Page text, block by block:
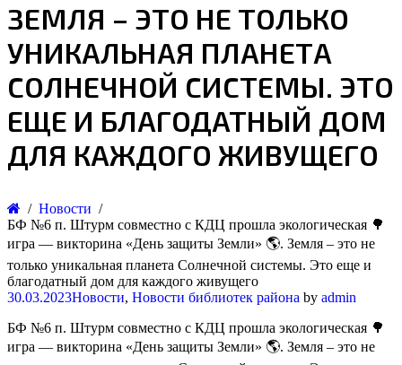
ЗЕМЛЯ – ЭТО НЕ ТОЛЬКО
УНИКАЛЬНАЯ ПЛАНЕТА
СОЛНЕЧНОЙ СИСТЕМЫ. ЭТО
ЕЩЕ И БЛАГОДАТНЫЙ ДОМ
ДЛЯ КАЖДОГО ЖИВУЩЕГО
Новости
БФ №6 п. Штурм совместно с КДЦ прошла экологическая 🌳
игра — викторина «День защиты Земли» 🌎. Земля – это не
только уникальная планета Солнечной системы. Это еще и
благодатный дом для каждого живущего
30.03.2023Новости, Новости библиотек района by admin
БФ №6 п. Штурм совместно с КДЦ прошла экологическая 🌳
игра — викторина «День защиты Земли» 🌎. Земля – это не